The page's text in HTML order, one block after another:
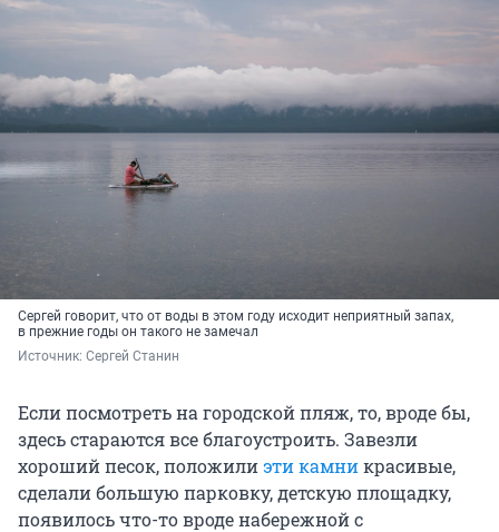
Сергей говорит, что от воды в этом году исходит неприятный запах,
в прежние годы он такого не замечал
Источник: Сергей Станин
Если посмотреть на городской пляж, то, вроде бы,
здесь стараются все благоустроить. Завезли
хороший песок, положилиэти камникрасивые,
сделали большую парковку, детскую площадку,
появилось что-то вроде набережной с